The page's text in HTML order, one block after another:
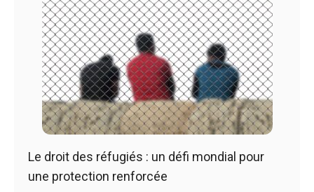
Le droit des réfugiés : un défi mondial pour
une protection renforcée